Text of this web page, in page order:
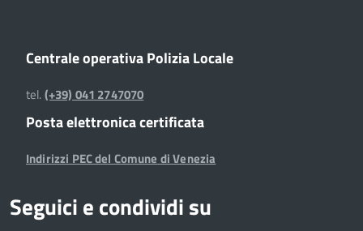
Centrale operativa Polizia Locale
tel.(+39) 041 2747070
Posta elettronica certificata
Indirizzi PEC del Comune di Venezia
Seguici e condividi su